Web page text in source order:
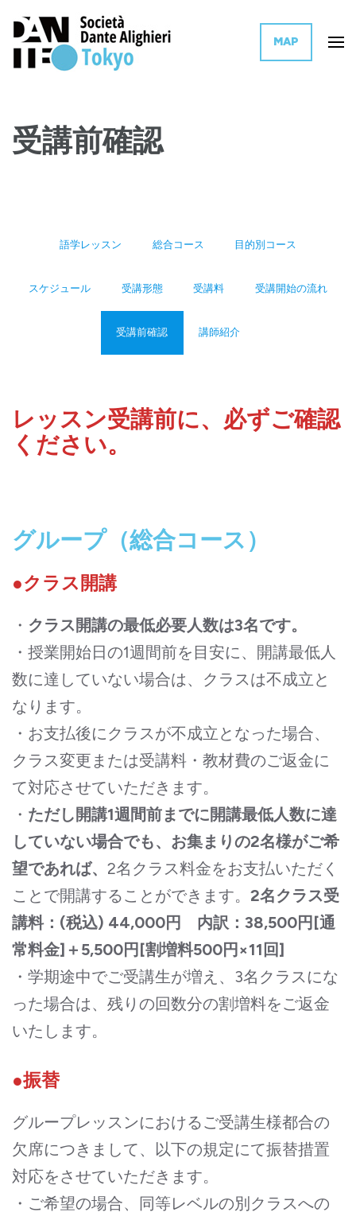
MAP
受講前確認
語学レッスン 総合コース 目的別コース
スケジュール 受講形態 受講料 受講開始の流れ
受講前確認 講師紹介
レッスン受講前に、必ずご確認
ください。
グループ（総合コース）
●クラス開講
・ クラス開講の最低必要人数は3名です。
・授業開始日の1週間前を目安に、開講最低人
数に達していない場合は、クラスは不成立と
なります。
・お支払後にクラスが不成立となった場合、
クラス変更または受講料・教材費のご返金に
て対応させていただきます。
・ ただし開講1週間前までに開講最低人数に達
していない場合でも、お集まりの2名様がご希
望であれば、 2名クラス料金をお支払いただく
ことで開講することができます。 2名クラス受
講料：(税込) 44,000円 内訳：38,500円[通
常料金]＋5,500円[割増料500円×11回]
・学期途中でご受講生が増え、3名クラスにな
った場合は、残りの回数分の割増料をご返金
いたします。
●振替
グループレッスンにおけるご受講生様都合の
欠席につきまして、以下の規定にて振替措置
対応をさせていただきます。
・ご希望の場合、同等レベルの別クラスへの